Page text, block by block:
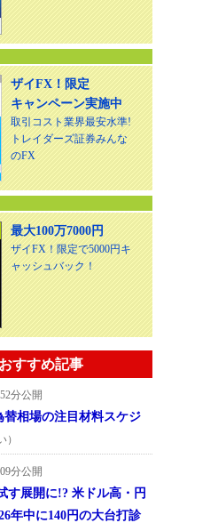
ザイFX！限定
キャンペーン実施中
取引コスト業界最安水準!
トレイダーズ証券みんな
のFX
最大100万7000円
ザイFX！限定で5000円キ
ャッシュバック！
すすめ記事
分公開
替相場の注目材料スケジ
）
分公開
す展開に!? 米ドル高・円
年中に140円の大台打診